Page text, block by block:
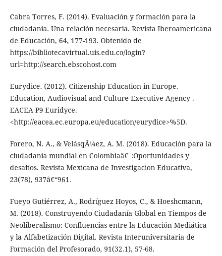
Cabra Torres, F. (2014). Evaluación y formación para la
ciudadanía. Una relación necesaria. Revista Iberoamericana
de Educación, 64, 177-193. Obtenido de
https://bibliotecavirtual.uis.edu.co/login?
url=http://search.ebscohost.com
Eurydice. (2012). Citizenship Education in Europe.
Education, Audiovisual and Culture Executive Agency .
EACEA P9 Euridyce.
<http://eacea.ec.europa.eu/education/eurydice>%5D.
Forero, N. A., & VelásqÃ¼ez, A. M. (2018). Educación para la
ciudadanía mundial en Colombiaâ€¯:Oportunidades y
desafíos. Revista Mexicana de Investigacion Educativa,
23(78), 937â€“961.
Fueyo Gutiérrez, A., Rodríguez Hoyos, C., & Hoeshcmann,
M. (2018). Construyendo Ciudadanía Global en Tiempos de
Neoliberalismo: Confluencias entre la Educación Mediática
y la Alfabetización Digital. Revista Interuniversitaria de
Formación del Profesorado, 91(32.1), 57-68.